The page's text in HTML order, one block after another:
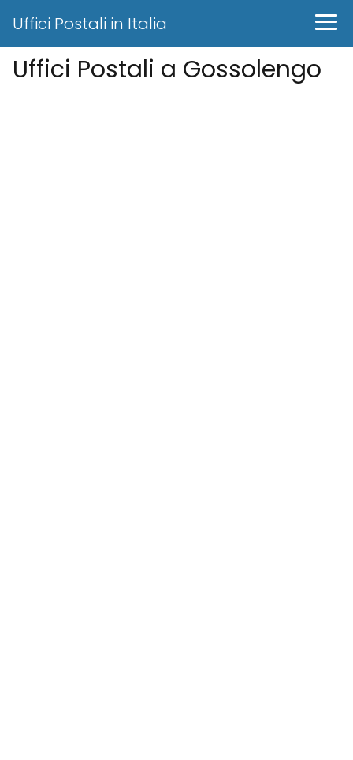
Uffici Postali in Italia
Uffici Postali a Gossolengo